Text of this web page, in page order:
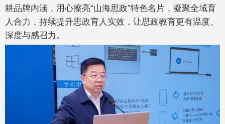
耕品牌内涵，用心擦亮“山海思政”特色名片，凝聚全域育
人合力，持续提升思政育人实效，让思政教育更有温度、
深度与感召力。